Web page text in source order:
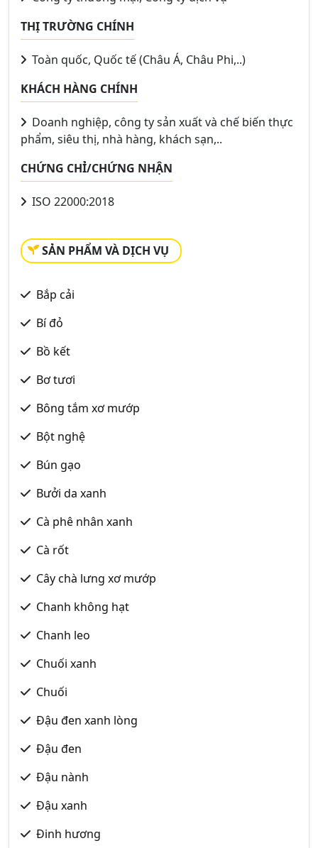
THỊ TRƯỜNG CHÍNH
Toàn quốc, Quốc tế (Châu Á, Châu Phi,..)
KHÁCH HÀNG CHÍNH
Doanh nghiệp, công ty sản xuất và chế biến thực
phẩm, siêu thị, nhà hàng, khách sạn,..
CHỨNG CHỈ/CHỨNG NHẬN
ISO 22000:2018
SẢN PHẨM VÀ DỊCH VỤ
Bắp cải
Bí đỏ
Bồ kết
Bơ tươi
Bông tắm xơ mướp
Bột nghệ
Bún gạo
Bưởi da xanh
Cà phê nhân xanh
Cà rốt
Cây chà lưng xơ mướp
Chanh không hạt
Chanh leo
Chuối xanh
Chuối
Đậu đen xanh lòng
Đậu đen
Đậu nành
Đậu xanh
Đinh hương